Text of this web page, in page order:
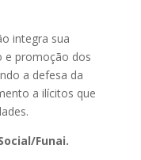
integra sua
e promoção dos
a defesa da
a ilícitos que
Funai.